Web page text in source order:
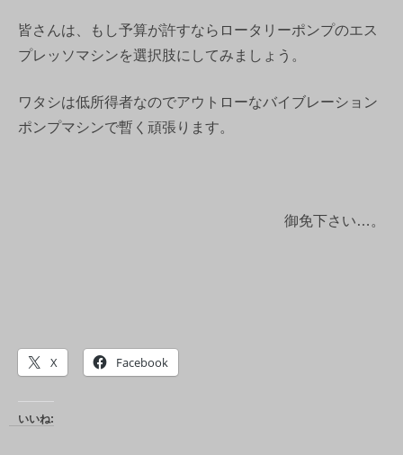
皆さんは、もし予算が許すならロータリーポンプのエス
プレッソマシンを選択肢にしてみましょう。
ワタシは低所得者なのでアウトローなバイブレーション
ポンプマシンで暫く頑張ります。
御免下さい…。
X Facebook
いいね: